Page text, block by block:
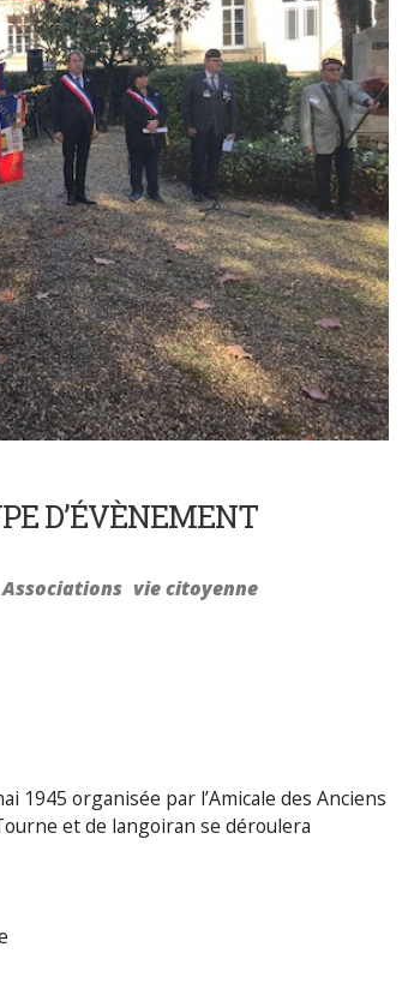
D’ÉVÈNEMENT
Associations vie citoyenne
1945 organisée par l’Amicale des Anciens
et de langoiran se déroulera